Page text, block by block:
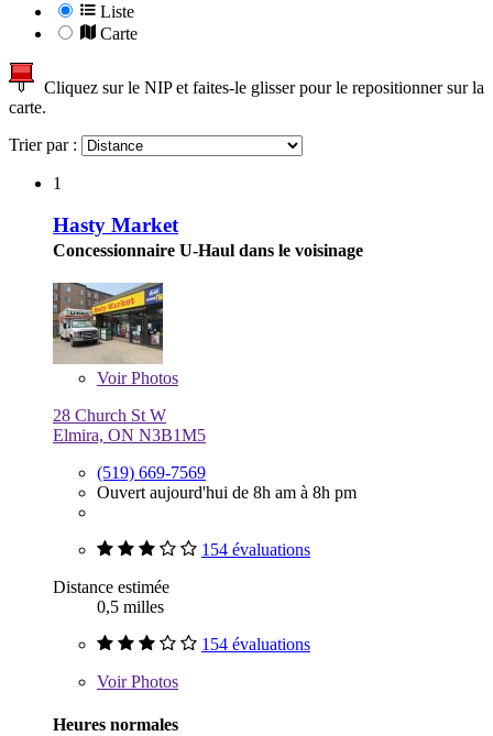
Liste
Carte
Cliquez sur le NIP et faites-le glisser pour le repositionner sur la
carte.
Trier par :
1
Hasty Market
Concessionnaire U-Haul dans le voisinage
VoirPhotos
28 Church St W
Elmira, ON N3B1M5
(519) 669-7569
Ouvert aujourd'hui de 8h am à 8h pm
154 évaluations
Distance estimée
0,5 milles
154 évaluations
VoirPhotos
Heures normales